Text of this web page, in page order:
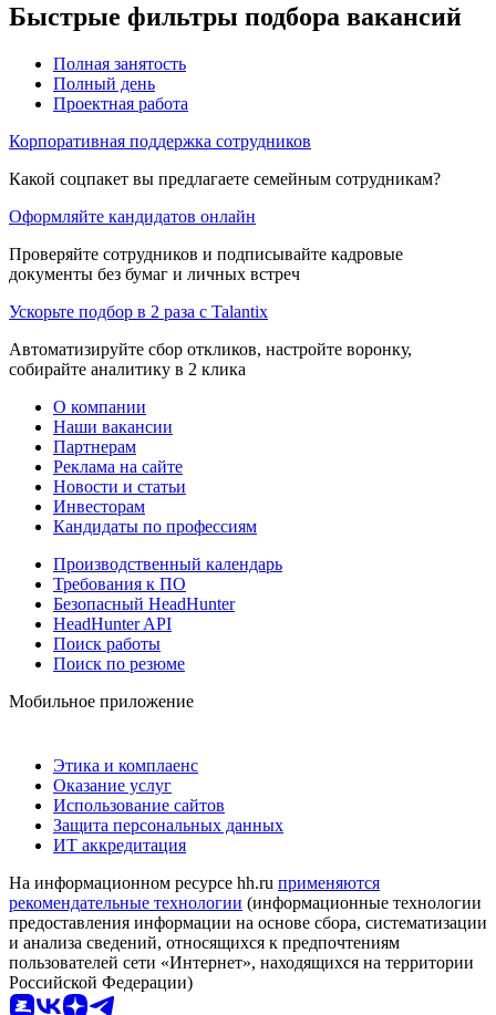
Быстрые фильтры подбора вакансий
Полная занятость
Полный день
Проектная работа
Корпоративная поддержка сотрудников
Какой соцпакет вы предлагаете семейным сотрудникам?
Оформляйте кандидатов онлайн
Проверяйте сотрудников и подписывайте кадровые
документы без бумаг и личных встреч
Ускорьте подбор в 2 раза с Talantix
Автоматизируйте сбор откликов, настройте воронку,
собирайте аналитику в 2 клика
О компании
Наши вакансии
Партнерам
Реклама на сайте
Новости и статьи
Инвесторам
Кандидаты по профессиям
Производственный календарь
Требования к ПО
Безопасный HeadHunter
HeadHunter API
Поиск работы
Поиск по резюме
Мобильное приложение
Этика и комплаенс
Оказание услуг
Использование сайтов
Защита персональных данных
ИТ аккредитация
На информационном ресурсе hh.ru применяются
рекомендательные технологии (информационные технологии
предоставления информации на основе сбора, систематизации
и анализа сведений, относящихся к предпочтениям
пользователей сети «Интернет», находящихся на территории
Российской Федерации)